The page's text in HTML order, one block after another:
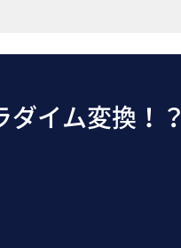
イム変換！？